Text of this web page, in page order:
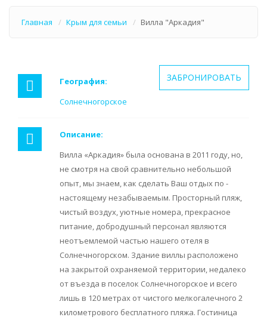
Главная Крым для семьи Вилла "Аркадия"
ЗАБРОНИРОВАТЬ
География:
Солнечногорское
Описание:
Вилла «Аркадия» была основана в 2011 году, но,
не смотря на свой сравнительно небольшой
опыт, мы знаем, как сделать Ваш отдых по -
настоящему незабываемым. Просторный пляж,
чистый воздух, уютные номера, прекрасное
питание, добродушный персонал являются
неотъемлемой частью нашего отеля в
Солнечногорском. Здание виллы расположено
на закрытой охраняемой территории, недалеко
от въезда в поселок Солнечногорское и всего
лишь в 120 метрах от чистого мелкогалечного 2
километрового бесплатного пляжа. Гостиница